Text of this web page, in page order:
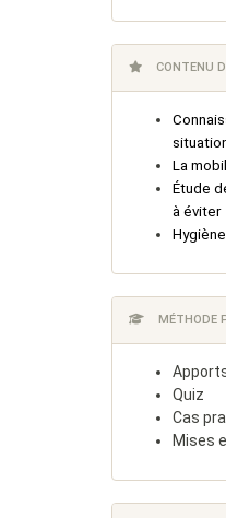
CONTENU
La
Étude
à éviter
MÉTHODE
Quiz
Cas
Mises